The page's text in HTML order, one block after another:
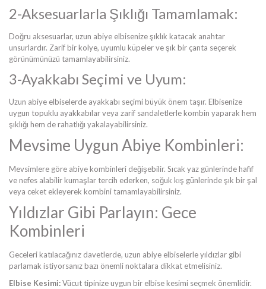
2-Aksesuarlarla Şıklığı Tamamlamak:
Doğru aksesuarlar, uzun abiye elbisenize şıklık katacak anahtar
unsurlardır. Zarif bir kolye, uyumlu küpeler ve şık bir çanta seçerek
görünümünüzü tamamlayabilirsiniz.
3-Ayakkabı Seçimi ve Uyum:
Uzun abiye elbiselerde ayakkabı seçimi büyük önem taşır. Elbisenize
uygun topuklu ayakkabılar veya zarif sandaletlerle kombin yaparak hem
şıklığı hem de rahatlığı yakalayabilirsiniz.
Mevsime Uygun Abiye Kombinleri:
Mevsimlere göre abiye kombinleri değişebilir. Sıcak yaz günlerinde hafif
ve nefes alabilir kumaşlar tercih ederken, soğuk kış günlerinde şık bir şal
veya ceket ekleyerek kombini tamamlayabilirsiniz.
Yıldızlar Gibi Parlayın: Gece
Kombinleri
Geceleri katılacağınız davetlerde, uzun abiye elbiselerle yıldızlar gibi
parlamak istiyorsanız bazı önemli noktalara dikkat etmelisiniz.
Elbise Kesimi:Vücut tipinize uygun bir elbise kesimi seçmek önemlidir.